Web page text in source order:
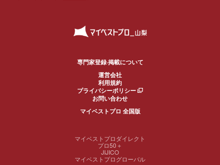
専門家登録·掲載について
運営会社
利用規約
プライバシーポリシー
お問い合わせ
マイベストプロ 全国版
マイベストプロダイレクト
プロ50＋
JIJICO
マイベストプログローバル